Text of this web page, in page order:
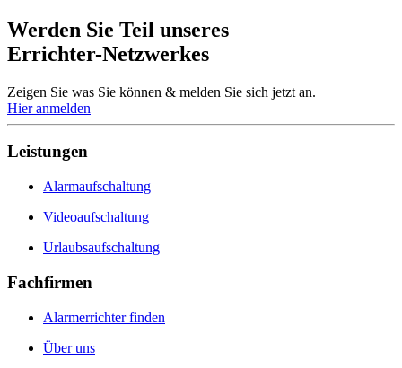
Werden Sie Teil unseres
Errichter-Netzwerkes
Zeigen Sie was Sie können & melden Sie sich jetzt an.
Hier anmelden
Leistungen
Alarmaufschaltung
Videoaufschaltung
Urlaubsaufschaltung
Fachfirmen
Alarmerrichter finden
Über uns